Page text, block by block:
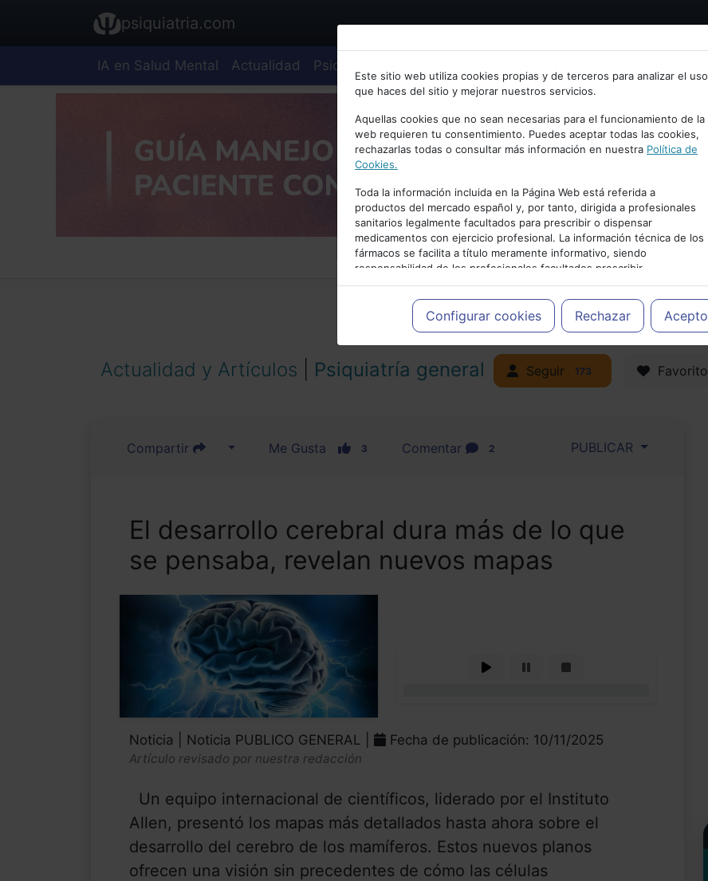
Bienvenid@ a psiquiatria.com
Escribe tu Email
Accede o regístrate con tu email.
Cancelar
psiquiatria.com
IA en Salud Mental Actualidad Psiquiatría
Este sitio web utiliza cookies propias y de terceros para analizar el uso
que haces del sitio y mejorar nuestros servicios.
Aquellas cookies que no sean necesarias para el funcionamiento de la
web requieren tu consentimiento. Puedes aceptar todas las cookies,
rechazarlas todas o consultar más información en nuestra Política de
Cookies.
Toda la información incluida en la Página Web está referida a
productos del mercado español y, por tanto, dirigida a profesionales
sanitarios legalmente facultados para prescribir o dispensar
medicamentos con ejercicio profesional. La información técnica de los
fármacos se facilita a título meramente informativo, siendo
responsabilidad de los profesionales facultados prescribir
medicamentos y decidir, en cada caso concreto, el tratamiento más
adecuado a las necesidades del paciente.
Configurar cookies Rechazar Acepto
PUBLICIDAD
Actualidad y Artículos Psiquiatría general Seguir 173 Favorito
Compartir Me Gusta 3 Comentar 2 PUBLICAR
El desarrollo cerebral dura más de lo que
se pensaba, revelan nuevos mapas
Noticia | Noticia PUBLICO GENERAL | Fecha de publicación: 10/11/2025
Artículo revisado por nuestra redacción
Un equipo internacional de científicos, liderado por el Instituto
Allen, presentó los mapas más detallados hasta ahora sobre el
desarrollo del cerebro de los mamíferos. Estos nuevos planos
ofrecen una visión sin precedentes de cómo las células